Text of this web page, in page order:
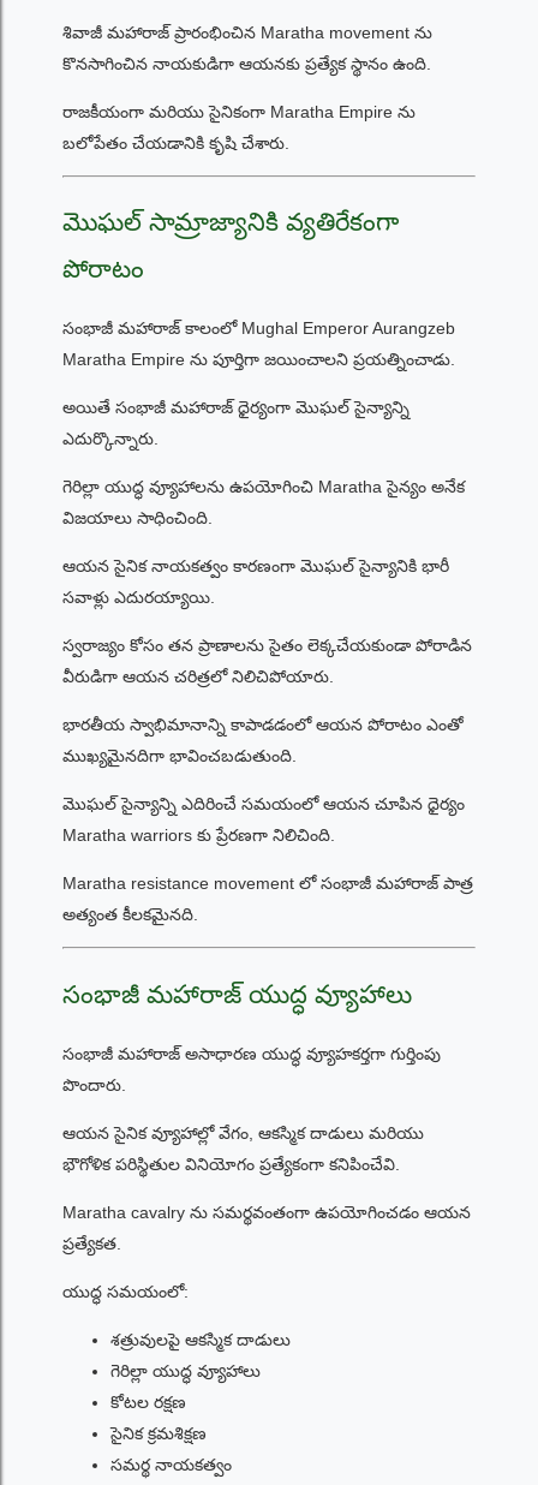
శివాజీ మహారాజ్ ప్రారంభించిన Maratha movement ను
కొనసాగించిన నాయకుడిగా ఆయనకు ప్రత్యేక స్థానం ఉంది.
రాజకీయంగా మరియు సైనికంగా Maratha Empire ను
బలోపేతం చేయడానికి కృషి చేశారు.
మొఘల్ సామ్రాజ్యానికి వ్యతిరేకంగా
పోరాటం
సంభాజీ మహారాజ్ కాలంలో Mughal Emperor Aurangzeb
Maratha Empire ను పూర్తిగా జయించాలని ప్రయత్నించాడు.
అయితే సంభాజీ మహారాజ్ ధైర్యంగా మొఘల్ సైన్యాన్ని
ఎదుర్కొన్నారు.
గెరిల్లా యుద్ధ వ్యూహాలను ఉపయోగించి Maratha సైన్యం అనేక
విజయాలు సాధించింది.
ఆయన సైనిక నాయకత్వం కారణంగా మొఘల్ సైన్యానికి భారీ
సవాళ్లు ఎదురయ్యాయి.
స్వరాజ్యం కోసం తన ప్రాణాలను సైతం లెక్కచేయకుండా పోరాడిన
వీరుడిగా ఆయన చరిత్రలో నిలిచిపోయారు.
భారతీయ స్వాభిమానాన్ని కాపాడడంలో ఆయన పోరాటం ఎంతో
ముఖ్యమైనదిగా భావించబడుతుంది.
మొఘల్ సైన్యాన్ని ఎదిరించే సమయంలో ఆయన చూపిన ధైర్యం
Maratha warriors కు ప్రేరణగా నిలిచింది.
Maratha resistance movement లో సంభాజీ మహారాజ్ పాత్ర
అత్యంత కీలకమైనది.
సంభాజీ మహారాజ్ యుద్ధ వ్యూహాలు
సంభాజీ మహారాజ్ అసాధారణ యుద్ధ వ్యూహకర్తగా గుర్తింపు
పొందారు.
ఆయన సైనిక వ్యూహాల్లో వేగం, ఆకస్మిక దాడులు మరియు
భౌగోళిక పరిస్థితుల వినియోగం ప్రత్యేకంగా కనిపించేవి.
Maratha cavalry ను సమర్థవంతంగా ఉపయోగించడం ఆయన
ప్రత్యేకత.
యుద్ధ సమయంలో:
శత్రువులపై ఆకస్మిక దాడులు
గెరిల్లా యుద్ధ వ్యూహాలు
కోటల రక్షణ
సైనిక క్రమశిక్షణ
సమర్థ నాయకత్వం